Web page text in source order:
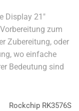
Display 21″
zum
Zubereitung, oder
wo einfache
Bedeutung sind
Rockchip RK3576S